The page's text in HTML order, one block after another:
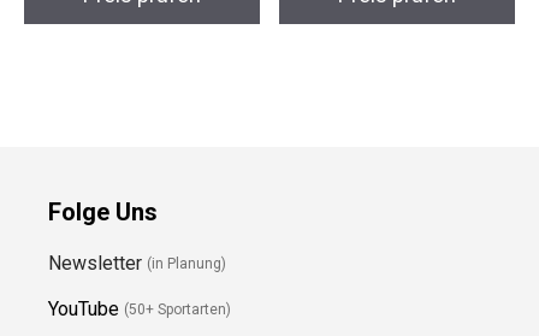
Folge Uns
Newsletter (in Planung)
YouTube (50+ Sportarten)